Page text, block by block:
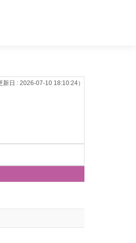
新日 : 2026-07-10 18:10:24）